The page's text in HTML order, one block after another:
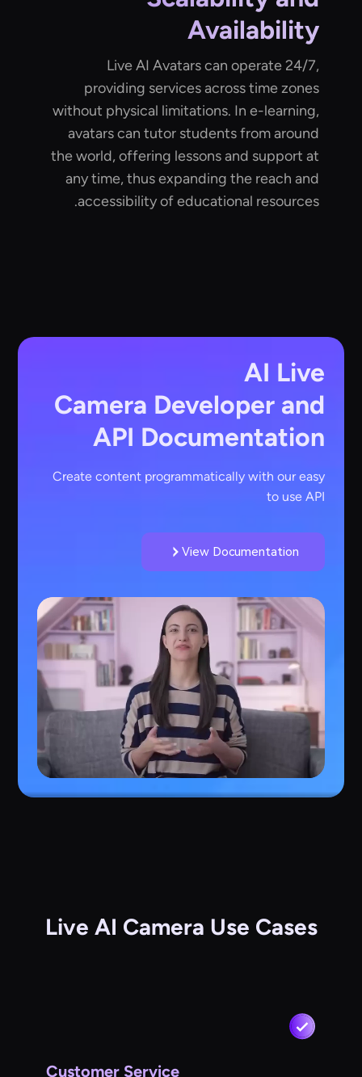
Availability
Live AI Avatars can operate 24/7,
providing services across time zones
without physical limitations. In e-learning,
avatars can tutor students from around
the world, offering lessons and support at
any time, thus expanding the reach and
accessibility of educational resources.
AI Live
Camera Developer and
API Documentation
Create content programmatically with our easy
to use API
View Documentation
Live AI Camera Use Cases
Customer Service